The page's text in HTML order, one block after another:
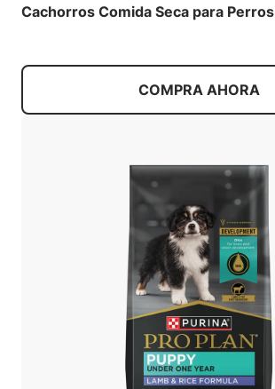
Cachorros Comida Seca para Perros
COMPRA AHORA